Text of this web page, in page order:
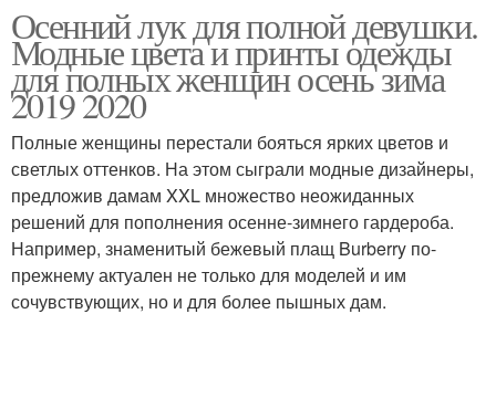
Специалисты для
женщин
Осенний лук для полной девушки.
Модные цвета и принты одежды
для полных женщин осень зима
2019 2020
Полные женщины перестали бояться ярких цветов и
светлых оттенков. На этом сыграли модные дизайнеры,
предложив дамам XXL множество неожиданных
решений для пополнения осенне-зимнего гардероба.
Например, знаменитый бежевый плащ Burberry по-
прежнему актуален не только для моделей и им
сочувствующих, но и для более пышных дам.